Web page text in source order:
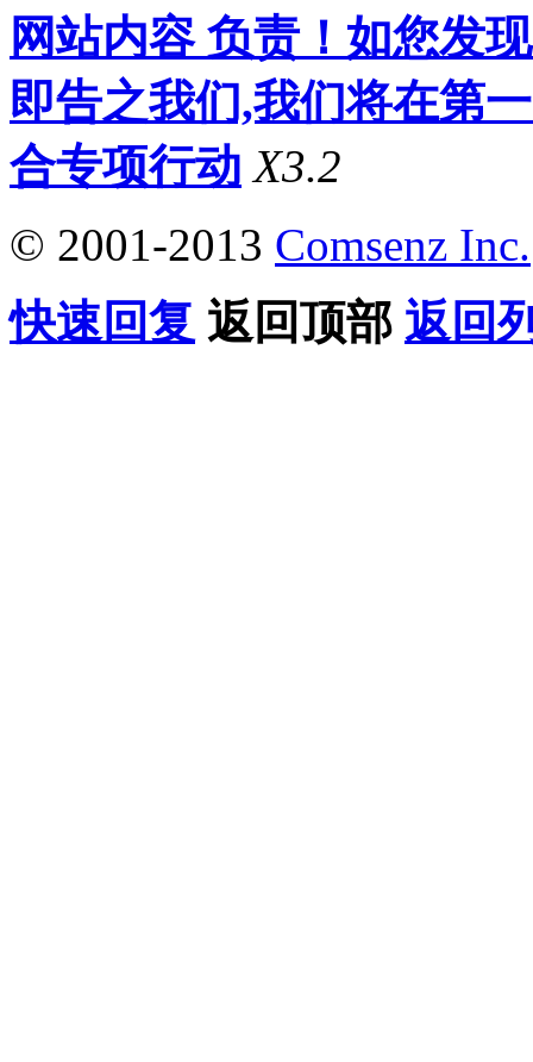
网站内容 负责！如您发
即告之我们,我们将在第
合专项行动 X3.2
© 2001-2013 Comsenz Inc.
快速回复 返回顶部 返回